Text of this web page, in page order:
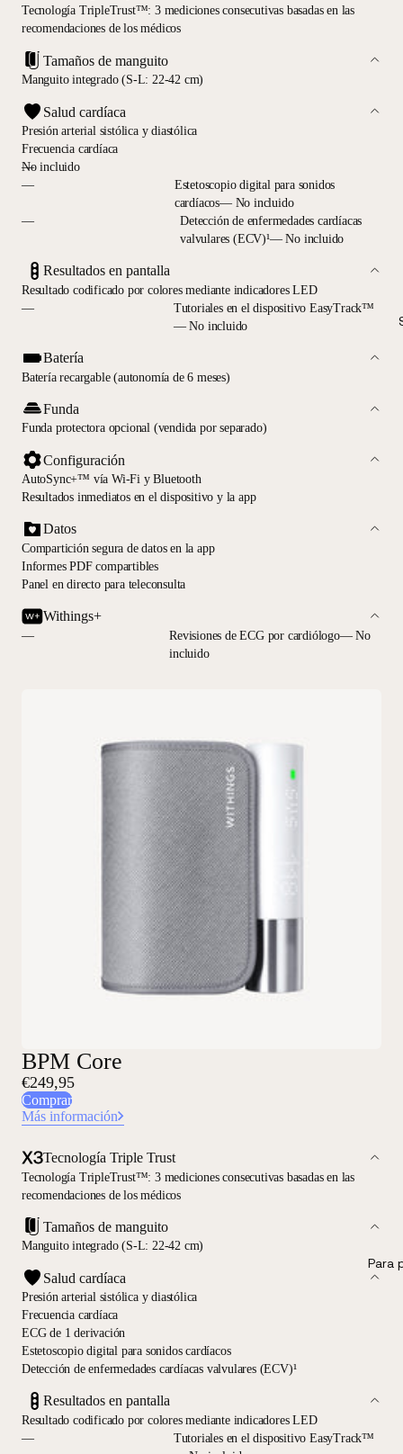
Para
Tecnología TripleTrust™: 3 mediciones consecutivas basadas en las
recomendaciones de los médicos
Tamaños de manguito
Manguito integrado (S-L: 22-42 cm)
Salud cardíaca
Presión arterial sistólica y diastólica
Frecuencia cardíaca
—
No incluido
—
Estetoscopio digital para sonidos
cardíacos— No incluido
—
Detección de enfermedades cardíacas
valvulares (ECV)¹— No incluido
Resultados en pantalla
Resultado codificado por colores mediante indicadores LED
—
Tutoriales en el dispositivo EasyTrack™
— No incluido
Batería
Batería recargable (autonomía de 6 meses)
Funda
Funda protectora opcional (vendida por separado)
Configuración
AutoSync+™ vía Wi-Fi y Bluetooth
Resultados inmediatos en el dispositivo y la app
Datos
Compartición segura de datos en la app
Informes PDF compartibles
Panel en directo para teleconsulta
Withings+
—
Revisiones de ECG por cardiólogo— No
incluido
BPM Core
€249,95
Comprar
Más información
Tecnología Triple Trust
Tecnología TripleTrust™: 3 mediciones consecutivas basadas en las
recomendaciones de los médicos
Tamaños de manguito
Manguito integrado (S-L: 22-42 cm)
Salud cardíaca
Presión arterial sistólica y diastólica
Frecuencia cardíaca
ECG de 1 derivación
Estetoscopio digital para sonidos cardíacos
Detección de enfermedades cardíacas valvulares (ECV)¹
Resultados en pantalla
Resultado codificado por colores mediante indicadores LED
—
Tutoriales en el dispositivo EasyTrack™